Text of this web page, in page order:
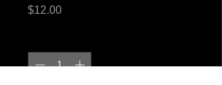
$12.00Price